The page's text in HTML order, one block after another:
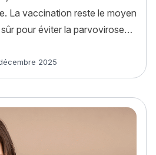
La vaccination reste le moyen
pour éviter la parvovirose…
2025